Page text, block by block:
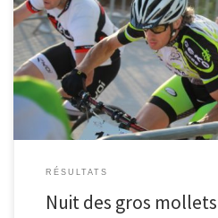
NICOLAS 00:17:18 00:18:50 00:18:26
00:20:45 00:19:16 00:20:55 00:19:32
PASCAL – EZÉCHIEL 00:19:24 00:19:13
00:21:26 00:20:56 00:21:12 00:21:47
RÉSULTATS
Nuit des gros